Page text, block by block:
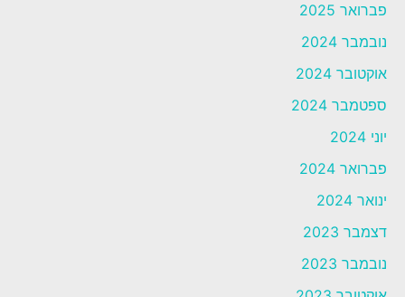
פברואר 2025
נובמבר 2024
אוקטובר 2024
ספטמבר 2024
יוני 2024
פברואר 2024
ינואר 2024
דצמבר 2023
נובמבר 2023